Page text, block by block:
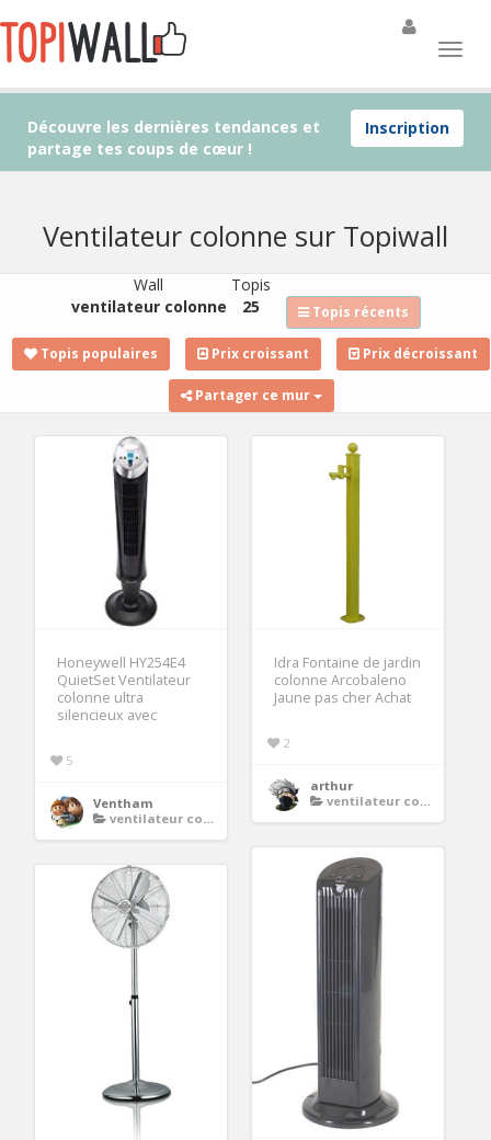
Inscription
Découvre les dernières tendances et
partage tes coups de cœur !
Ventilateur colonne sur Topiwall
Wall
ventilateur colonne
Topis
25
Topis récents
Topis populaires Prix croissant Prix décroissant
Partager ce mur
Honeywell HY254E4
QuietSet Ventilateur
colonne ultra
silencieux avec
5
Ventham
ventilateur colonne
Idra Fontaine de jardin
colonne Arcobaleno
Jaune pas cher Achat
2
arthur
ventilateur colonne